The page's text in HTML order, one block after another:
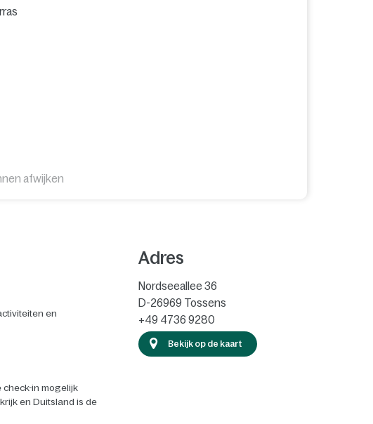
afwijken
en
check-in mogelijk
en Duitsland is de
Adres
Nordseeallee 36
D-26969 Tossens
+49 4736 9280
Bekijk op de kaart